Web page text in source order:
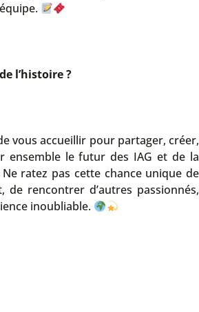
l’histoire ?
vous accueillir pour partager, créer,
ensemble le futur des IAG et de la
ratez pas cette chance unique de
rencontrer d’autres passionnés,
inoubliable.